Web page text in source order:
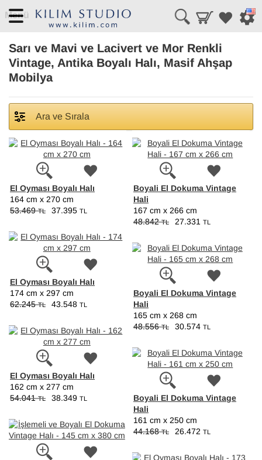
Menü
Sarı ve Mavi ve Lacivert ve Mor Renkli
Vintage, Antika Boyalı Halı, Masif Ahşap
Mobilya
Ara ve Sırala
El Oyması Boyalı Halı
164 cm x 270 cm
53.469TL 37.395 TL
Boyali El Dokuma Vintage
Hali
167 cm x 266 cm
48.842TL 27.331 TL
El Oyması Boyalı Halı
174 cm x 297 cm
62.245TL 43.548 TL
Boyali El Dokuma Vintage
Hali
165 cm x 268 cm
48.556TL 30.574 TL
El Oyması Boyalı Halı
162 cm x 277 cm
54.041TL 38.349 TL
Boyali El Dokuma Vintage
Hali
161 cm x 250 cm
44.168TL 26.472 TL